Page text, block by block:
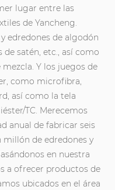
lugar entre las
de Yancheng.
edredones de algodón
de satén, etc., así como
Y los juegos de
como microfibra,
así como la tela
TC. Merecemos
anual de fabricar seis
millón de edredones y
en nuestra
a ofrecer productos de
ubicados en el área